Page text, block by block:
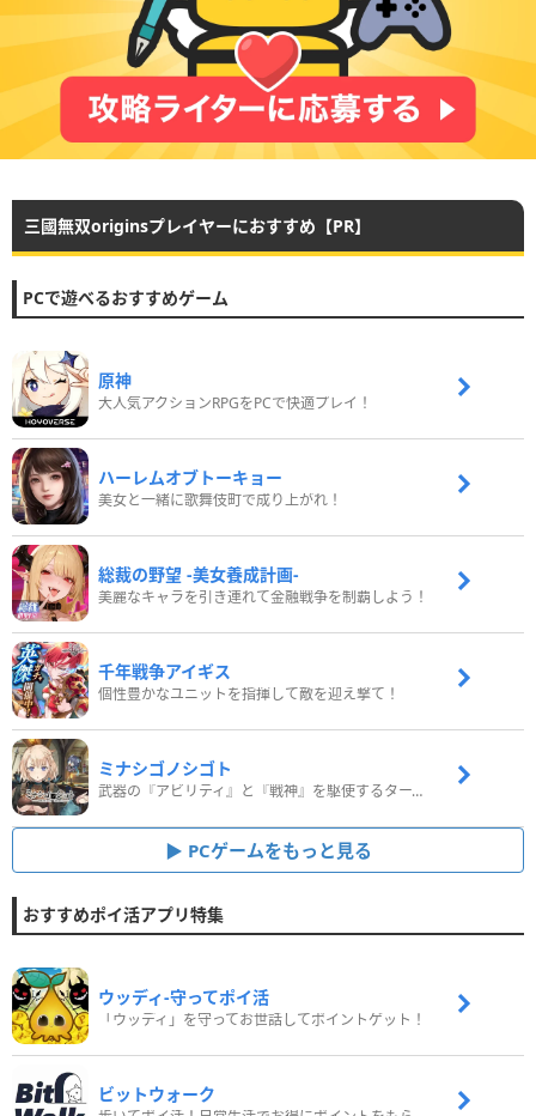
三國無双originsプレイヤーにおすすめ【PR】
PCで遊べるおすすめゲーム
原神
大人気アクションRPGをPCで快適プレイ！
ハーレムオブトーキョー
美女と一緒に歌舞伎町で成り上がれ！
総裁の野望 -美女養成計画-
美麗なキャラを引き連れて金融戦争を制覇しよう！
千年戦争アイギス
個性豊かなユニットを指揮して敵を迎え撃て！
ミナシゴノシゴト
武器の『アビリティ』と『戦神』を駆使するターン制コマンドバトルRPG！
PCゲームをもっと見る
おすすめポイ活アプリ特集
ウッディ‐守ってポイ活
「ウッディ」を守ってお世話してポイントゲット！
ビットウォーク